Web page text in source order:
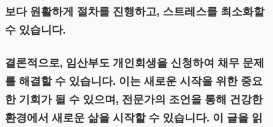
보다 원활하게 절차를 진행하고, 스트레스를 최소화할
수 있습니다.
결론적으로, 임산부도 개인회생을 신청하여 채무 문제
를 해결할 수 있습니다. 이는 새로운 시작을 위한 중요
한 기회가 될 수 있으며, 전문가의 조언을 통해 건강한
환경에서 새로운 삶을 시작할 수 있습니다. 이 글을 읽